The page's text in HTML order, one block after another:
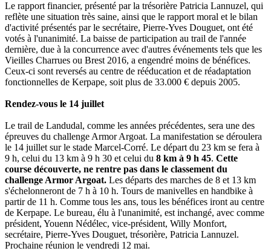
Le rapport financier, présenté par la trésorière Patricia Lannuzel, qui
reflète une situation très saine, ainsi que le rapport moral et le bilan
d'activité présentés par le secrétaire, Pierre-Yves Douguet, ont été
votés à l'unanimité. La baisse de participation au trail de l'année
dernière, due à la concurrence avec d'autres événements tels que les
Vieilles Charrues ou Brest 2016, a engendré moins de bénéfices.
Ceux-ci sont reversés au centre de rééducation et de réadaptation
fonctionnelles de Kerpape, soit plus de 33.000 € depuis 2005.
Rendez-vous le 14 juillet
Le trail de Landudal, comme les années précédentes, sera une des
épreuves du challenge Armor Argoat. La manifestation se déroulera
le 14 juillet sur le stade Marcel-Corré. Le départ du 23 km se fera à
9 h, celui du 13 km à 9 h 30 et celui du 8 km à 9 h 45. Cette
course découverte, ne rentre pas dans le classement du
challenge Armor Argoat. Les départs des marches de 8 et 13 km
s'échelonneront de 7 h à 10 h. Tours de manivelles en handbike à
partir de 11 h. Comme tous les ans, tous les bénéfices iront au centre
de Kerpape. Le bureau, élu à l'unanimité, est inchangé, avec comme
président, Youenn Nédélec, vice-président, Willy Monfort,
secrétaire, Pierre-Yves Douguet, trésorière, Patricia Lannuzel.
Prochaine réunion le vendredi 12 mai.